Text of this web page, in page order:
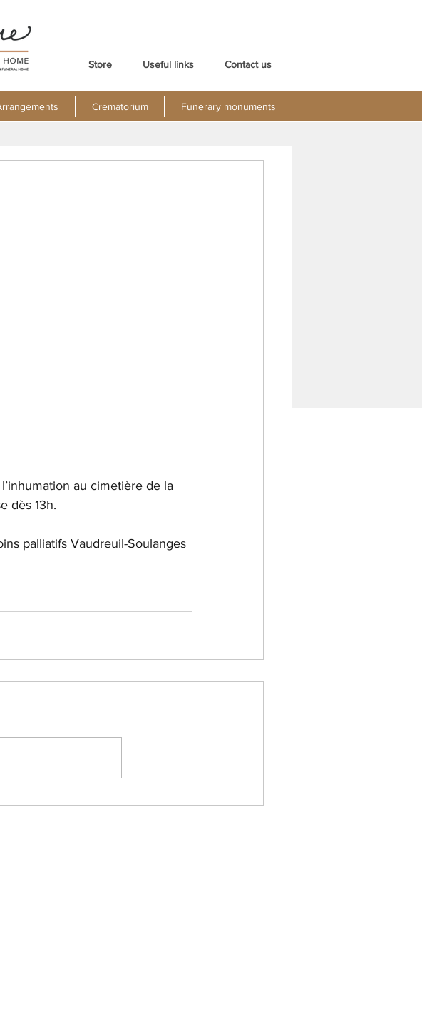
Store Useful links Contact us
Crematorium Funerary monuments
au cimetière de la
dès 13h.
palliatifs Vaudreuil-Soulanges